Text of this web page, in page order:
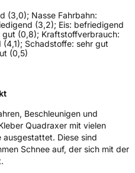
Alpine-Symbol
(3,0); Nasse Fahr­bahn:
(3,2); Eis: befriedigend
(0,8); Kraft­stoff­ver­brauch:
Schad­stoffe: sehr gut
(0,5)
Beschleunigen und
Quadraxer mit vielen
ausgestattet. Diese sind
Schnee auf, der sich mit der